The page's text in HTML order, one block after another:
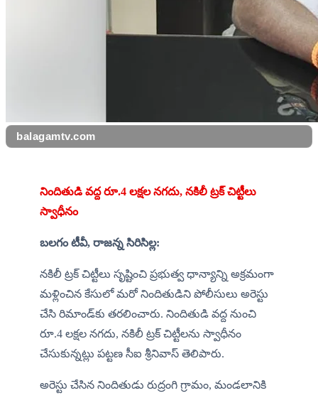
balagamtv.com
నిందితుడి వద్ద రూ.4 లక్షల నగదు, నకిలీ ట్రక్ చిట్టీలు
స్వాధీనం
బలగం టీవీ, రాజన్న సిరిసిల్ల:
నకిలీ ట్రక్ చిట్టీలు సృష్టించి ప్రభుత్వ ధాన్యాన్ని అక్రమంగా
మళ్లించిన కేసులో మరో నిందితుడిని పోలీసులు అరెస్టు
చేసి రిమాండ్‌కు తరలించారు. నిందితుడి వద్ద నుంచి
రూ.4 లక్షల నగదు, నకిలీ ట్రక్ చిట్టీలను స్వాధీనం
చేసుకున్నట్లు పట్టణ సీఐ శ్రీనివాస్ తెలిపారు.
అరెస్టు చేసిన నిందితుడు రుద్రంగి గ్రామం, మండలానికి